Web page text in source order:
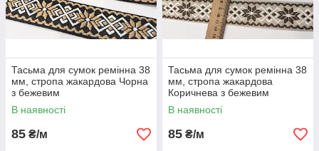
Тасьма для сумок ремінна 38
мм, стропа жакардова Чорна
з бежевим
В наявності
85 ₴/м
Тасьма для сумок ремінна 38
мм, стропа жакардова
Коричнева з бежевим
В наявності
85 ₴/м